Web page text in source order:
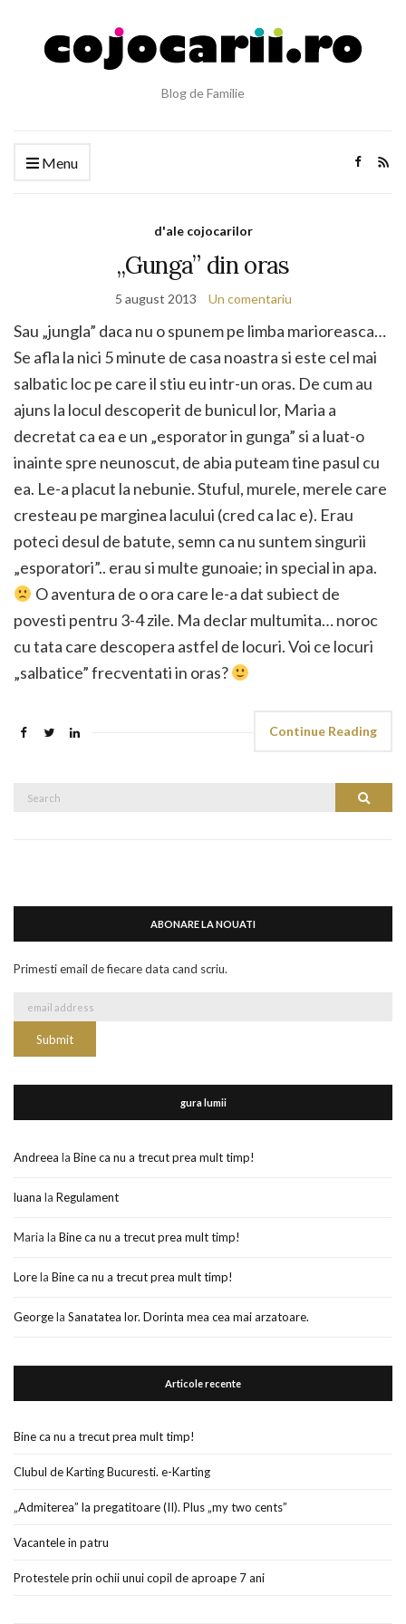
Blog de Familie
Menu
d'ale cojocarilor
„Gunga” din oras
5 august 2013 Un comentariu
Sau „jungla” daca nu o spunem pe limba marioreasca…
Se afla la nici 5 minute de casa noastra si este cel mai
salbatic loc pe care il stiu eu intr-un oras. De cum au
ajuns la locul descoperit de bunicul lor, Maria a
decretat ca ea e un „esporator in gunga” si a luat-o
inainte spre neunoscut, de abia puteam tine pasul cu
ea. Le-a placut la nebunie. Stuful, murele, merele care
cresteau pe marginea lacului (cred ca lac e). Erau
poteci desul de batute, semn ca nu suntem singurii
„esporatori”.. erau si multe gunoaie; in special in apa.
O aventura de o ora care le-a dat subiect de
povesti pentru 3-4 zile. Ma declar multumita… noroc
cu tata care descopera astfel de locuri. Voi ce locuri
„salbatice” frecventati in oras?
Continue Reading
Search
ABONARE LA NOUATI
Primesti email de fiecare data cand scriu.
gura lumii
Andreea la Bine ca nu a trecut prea mult timp!
luana la Regulament
Maria la Bine ca nu a trecut prea mult timp!
Lorela Bine ca nu a trecut prea mult timp!
Georgela Sanatatea lor. Dorinta mea cea mai arzatoare.
Articole recente
Bine ca nu a trecut prea mult timp!
Clubul de Karting Bucuresti. e-Karting
„Admiterea” la pregatitoare (II). Plus „my two cents”
Vacantele in patru
Protestele prin ochii unui copil de aproape 7 ani